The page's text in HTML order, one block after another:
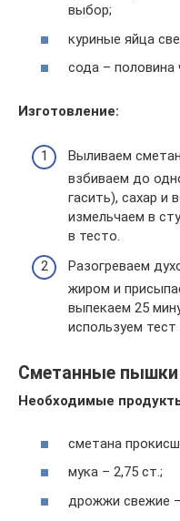
выбор;
куриные яйца
сода – половина
Изготовление:
Выливаем
взбиваем до
гасить), сахар и
измельчаем в
в тесто.
Разогреваем
жиром и
выпекаем 25
используем тест
Сметанные пышки
Необходимые
сметана
мука – 2,75 ст.;
дрожжи свежие –